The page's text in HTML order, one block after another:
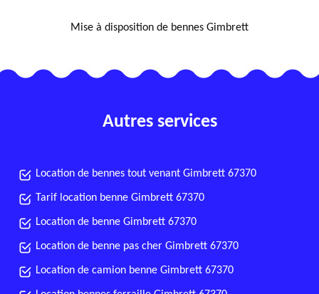
Mise à disposition de bennes Gimbrett
Autres services
Location de bennes tout venant Gimbrett 67370
Tarif location benne Gimbrett 67370
Location de benne Gimbrett 67370
Location de benne pas cher Gimbrett 67370
Location de camion benne Gimbrett 67370